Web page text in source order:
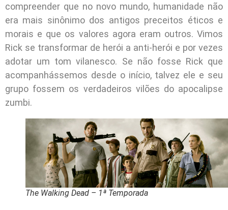
compreender que no novo mundo, humanidade não
era mais sinônimo dos antigos preceitos éticos e
morais e que os valores agora eram outros. Vimos
Rick se transformar de herói a anti-herói e por vezes
adotar um tom vilanesco. Se não fosse Rick que
acompanhássemos desde o início, talvez ele e seu
grupo fossem os verdadeiros vilões do apocalipse
zumbi.
The Walking Dead – 1ª Temporada